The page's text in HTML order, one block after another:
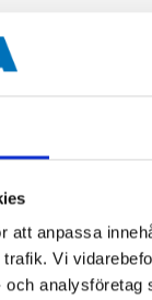
att anpassa
Vi
Other